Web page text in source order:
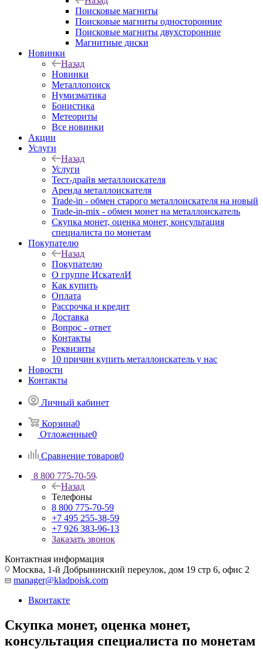
Поисковые магниты
Поисковые магниты односторонние
Поисковые магниты двухсторонние
Магнитные диски
Новинки
Назад
Новинки
Металлопоиск
Нумизматика
Бонистика
Метеориты
Все новинки
Акции
Услуги
Назад
Услуги
Тест-драйв металлоискателя
Аренда металлоискателя
Trade-in - обмен старого металлоискателя на новый
Trade-in-mix - обмен монет на металлоискатель
Скупка монет, оценка монет, консультация
специалиста по монетам
Покупателю
Назад
Покупателю
О группе ИскателИ
Как купить
Оплата
Рассрочка и кредит
Доставка
Вопрос - ответ
Контакты
Реквизиты
10 причин купить металлоискатель у нас
Новости
Контакты
Личный кабинет
Корзина0
Отложенные0
Сравнение товаров0
8 800 775-70-59
Назад
Телефоны
8 800 775-70-59
+7 495 255-38-59
+7 926 383-96-13
Заказать звонок
Контактная информация
Москва, 1-й Добрынинский переулок, дом 19 стр 6, офис 2
manager@kladpoisk.com
Вконтакте
Скупка монет, оценка монет,
консультация специалиста по монетам